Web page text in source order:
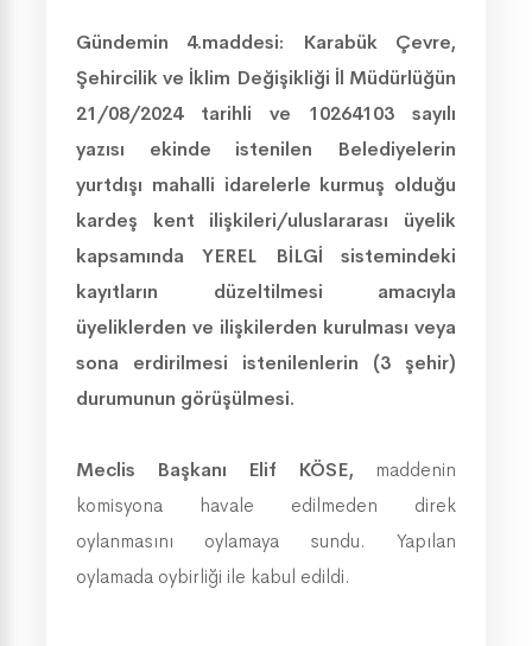
Gündemin 4.maddesi:
Karabük Çevre,
Şehircilik ve İklim Değişikliği İl Müdürlüğün
21/08/2024 tarihli ve 10264103 sayılı
yazısı ekinde istenilen Belediyelerin
yurtdışı mahalli idarelerle kurmuş olduğu
kardeş kent ilişkileri/uluslararası üyelik
kapsamında YEREL BİLGİ sistemindeki
kayıtların düzeltilmesi amacıyla
üyeliklerden ve ilişkilerden kurulması veya
sona erdirilmesi istenilenlerin (3 şehir)
durumunun görüşülmesi.
Meclis Başkanı Elif KÖSE, maddenin
komisyona havale edilmeden direk
oylanmasını oylamaya sundu. Yapılan
oylamada oybirliği ile kabul edildi.